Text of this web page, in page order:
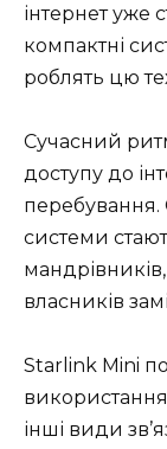
інтернет уже
компактні
роблять цю
Сучасний
доступу до
перебування.
системи
власників
Starlink Mini
інші види